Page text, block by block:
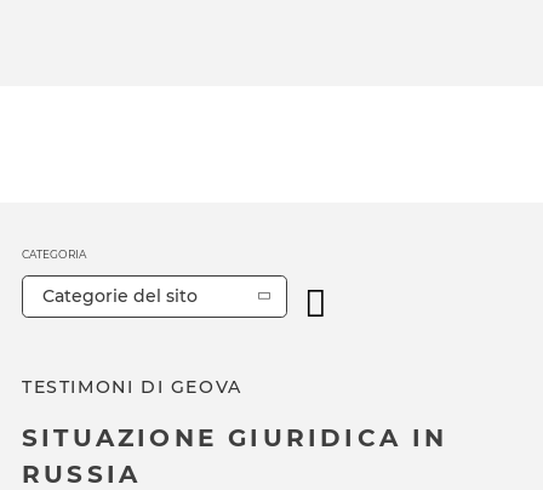
TESTIMONI DI GEOVA
SITUAZIONE GIURIDICA IN
RUSSIA
CATEGORIA
Categorie del sito